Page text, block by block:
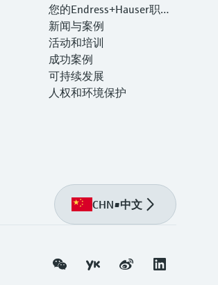
您的Endress+Hauser职业
生涯
新闻与案例
活动和培训
成功案例
可持续发展
人权和环境保护
CHN•中文